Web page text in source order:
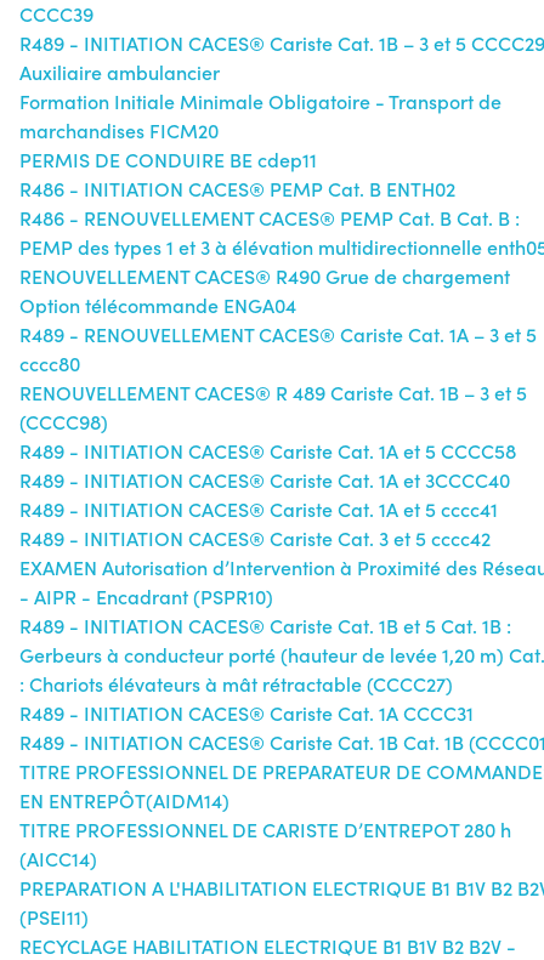
CCCC39
R489 - INITIATION CACES® Cariste Cat. 1B – 3 et 5 CCCC29
Auxiliaire ambulancier
Formation Initiale Minimale Obligatoire - Transport de
marchandises FICM20
PERMIS DE CONDUIRE BE cdep11
R486 - INITIATION CACES® PEMP Cat. B ENTH02
R486 - RENOUVELLEMENT CACES® PEMP Cat. B Cat. B :
PEMP des types 1 et 3 à élévation multidirectionnelle
RENOUVELLEMENT CACES® R490 Grue de chargement
Option télécommande ENGA04
R489 - RENOUVELLEMENT CACES® Cariste Cat. 1A – 3 et 5
cccc80
RENOUVELLEMENT CACES® R 489 Cariste Cat. 1B – 3 et 5
(CCCC98)
R489 - INITIATION CACES® Cariste Cat. 1A et 5 CCCC58
R489 - INITIATION CACES® Cariste Cat. 1A et 3CCCC40
R489 - INITIATION CACES® Cariste Cat. 1A et 5 cccc41
R489 - INITIATION CACES® Cariste Cat. 3 et 5 cccc42
EXAMEN Autorisation d’Intervention à Proximité des
- AIPR - Encadrant (PSPR10)
R489 - INITIATION CACES® Cariste Cat. 1B et 5 Cat. 1B :
Gerbeurs à conducteur porté (hauteur de levée 1,20 m)
: Chariots élévateurs à mât rétractable (CCCC27)
R489 - INITIATION CACES® Cariste Cat. 1A CCCC31
R489 - INITIATION CACES® Cariste Cat. 1B Cat. 1B
TITRE PROFESSIONNEL DE PREPARATEUR DE
EN ENTREPÔT(AIDM14)
TITRE PROFESSIONNEL DE CARISTE D’ENTREPOT 280 h
(AICC14)
PREPARATION A L'HABILITATION ELECTRIQUE B1 B1V B2
(PSEI11)
RECYCLAGE HABILITATION ELECTRIQUE B1 B1V B2 B2V -